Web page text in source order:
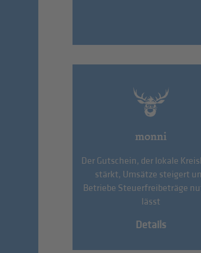
monni
Der Gutschein, der lokale
stärkt, Umsätze steigert
Betriebe Steuerfreibeträge
lässt
Details